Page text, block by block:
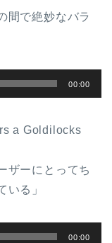
間で絶妙なバラ
00:00
a Goldilocks
ザーにとってち
いる」
00:00